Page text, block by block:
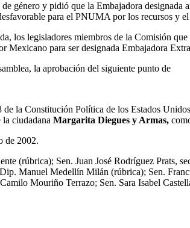
género y pidió que la Embajadora
para el PNUMA por los recursos y el
los legisladores miembros de la Comisión
para ser designada Embajadora
la aprobación del siguiente punto de
la Constitución Política de los Estados
ciudadana Margarita Diegues y Armas,
de 2002.
(rúbrica); Sen. Juan José Rodríguez
Manuel Medellín Milán (rúbrica); Sen.
Mouriño Terrazo; Sen. Sara Isabel